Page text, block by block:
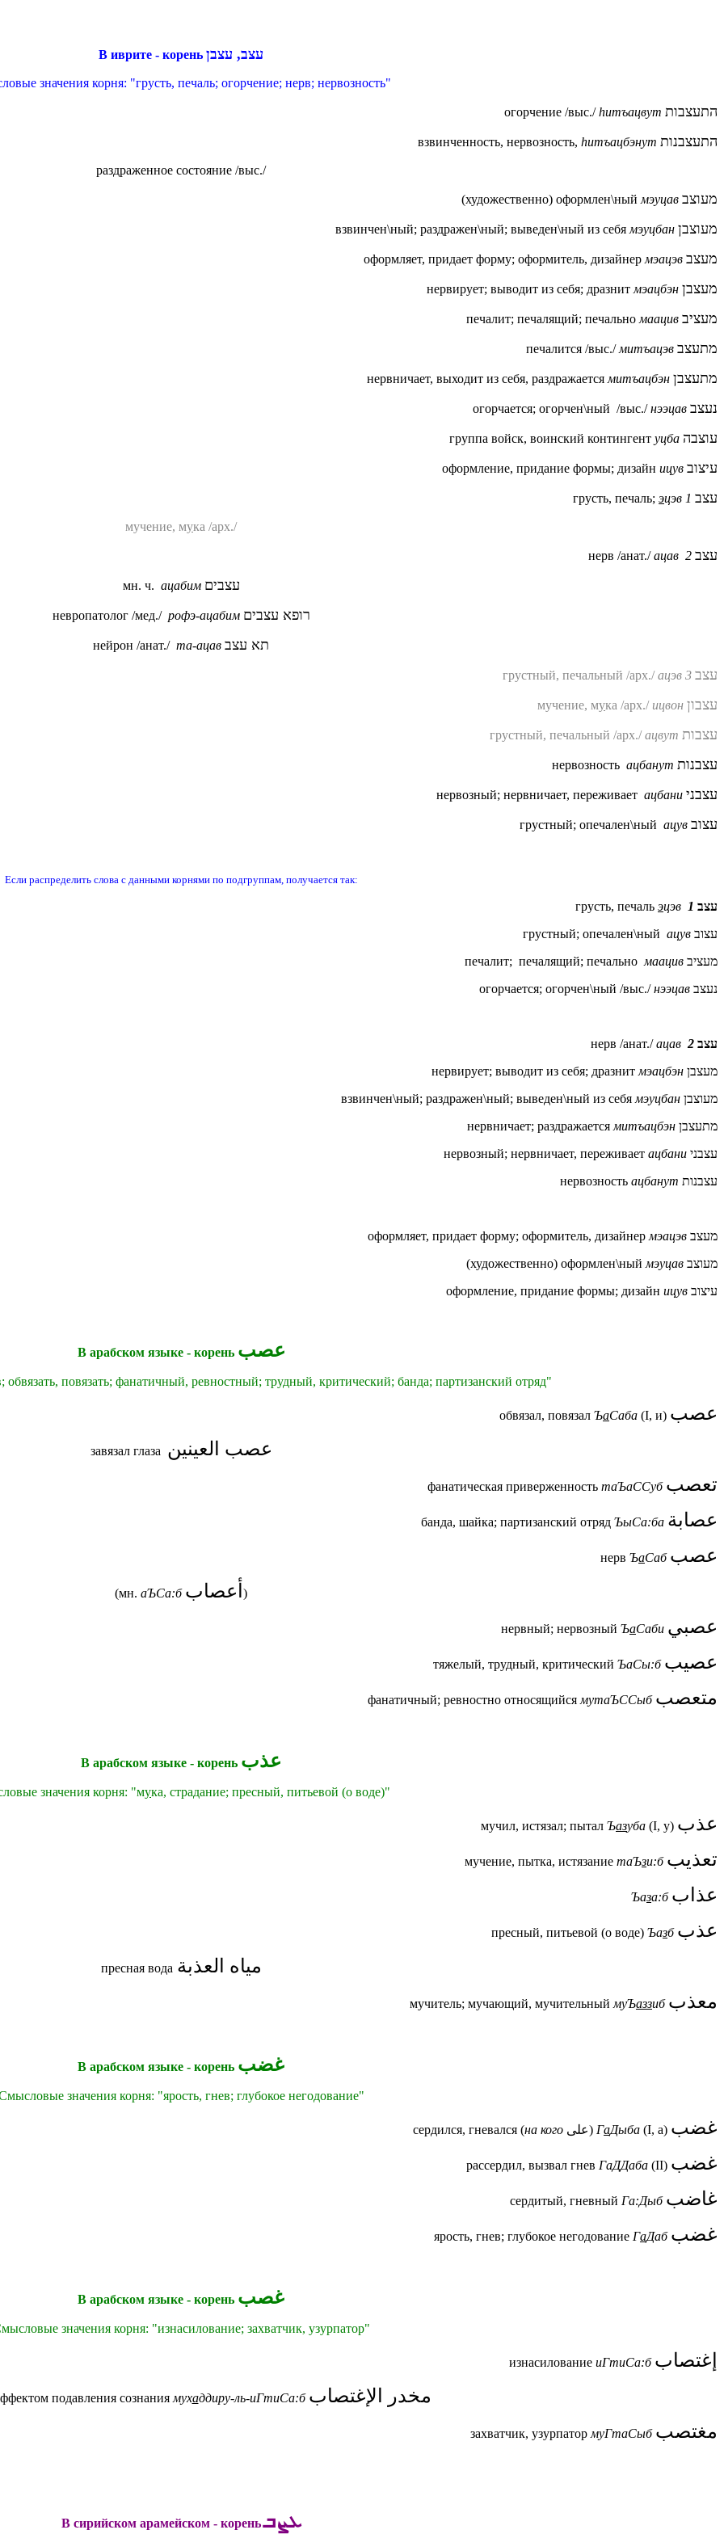
В иврите - корень עצב, עצבן
значения корня: "грусть, печаль; огорчение; нерв; нервозность"
огорчение /выс./hитъацвут התעצבות
взвинченность, нервозность, hитъацбэнут התעצבנות
раздраженное состояние /выс./
(художественно) оформлен\ный мэуцав מעוצב
взвинчен\ный; раздражен\ный; выведен\ный из себя мэуцбан מעוצבן
оформляет, придает форму; оформитель, дизайнер мэацэв מעצב
нервирует; выводит из себя; дразнит мэацбэн מעצבן
печалит; печалящий; печально маацив מעציב
печалится /выс./ митъацэв מתעצב
нервничает, выходит из себя, раздражается митъацбэн מתעצבן
огорчается; огорчен\ный /выс./нээцав נעצב
группа войск, воинский контингент уцба עוצבה
оформление, придание формы; дизайн ицув עיצוב
грусть, печаль; эцэв 1 עצב
мучение, мука /арх./
нерв /анат./ацав 2 עצב
мн. ч. ацабим עצבים
невропатолог /мед./ рофэ-ацабим רופא עצבים
нейрон /анат./ та-ацав תא עצב
грустный, печальный /арх./ацэв 3 עצב
мучение, мука /арх./ ицвон עצבון
грустный, печальный /арх./ацвут עצבות
нервозность ацбанут עצבנות
нервозный; нервничает, переживает ацбани עצבני
грустный; опечален\ный ацув עצוב
Если распределить слова с данными корнями по подгруппам, получается так:
грусть, печаль эцэв 1 עצב
грустный; опечален\ный ацув עצוב
печалит; печалящий; печально маацив מעציב
огорчается; огорчен\ный /выс./нээцав נעצב
нерв /анат./ацав 2 עצב
нервирует; выводит из себя; дразнит мэацбэн מעצבן
взвинчен\ный; раздражен\ный; выведен\ный из себя мэуцбан מעוצבן
нервничает; раздражается митъацбэн מתעצבן
нервозный; нервничает, переживает ацбани עצבני
нервозность ацбанут עצבנות
оформляет, придает форму; оформитель, дизайнер мэацэв מעצב
(художественно) оформлен\ный мэуцав מעוצב
оформление, придание формы; дизайн ицув עיצוב
В арабском языке - корень عصب
повязать; фанатичный, ревностный; трудный, критический; банда; партизанский отряд"
обвязал, повязал ЪаСаба (I, и) عصب
завязал глаза عصب العينين
фанатическая приверженность таЪаССуб تعصب
банда, шайка; партизанский отряд ЪыСа:ба عصابة
нерв ЪаСаб عصب
(мн. аЪСа:б أعصاب )
нервный; нервозный ЪаСаби عصبي
тяжелый, трудный, критический ЪаСы:б عصيب
фанатичный; ревностно относящийся мутаЪССыб متعصب
В арабском языке - корень عذب
значения корня: "мука, страдание; пресный, питьевой (о воде)"
мучил, истязал; пытал Ъазуба (I, у) عذب
мучение, пытка, истязание таЪзи:б تعذيب
Ъаза:б عذاب
пресный, питьевой (о воде) Ъазб عذب
пресная вода مياه العذبة
мучитель; мучающий, мучительный муЪаззиб معذب
В арабском языке - корень غضب
значения корня: "ярость, гнев; глубокое негодование"
сердился, гневался (на кого على) ГаДыба (I, а) غضب
рассердил, вызвал гнев ГаДДаба (II) غضب
сердитый, гневный Га:Дыб غاضب
ярость, гнев; глубокое негодование ГаДаб غضب
В арабском языке - корень غصب
значения корня: "изнасилование; захватчик, узурпатор"
изнасилование иГтиСа:б إغتصاب
подавления сознания мухаддиру-ль-иГтиСа:б مخدر الإغتصاب
захватчик, узурпатор муГтаСыб مغتصب
В сирийском арамейском - кореньܥܨܒ